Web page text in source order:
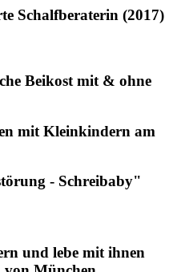
Schalfberaterin (2017)
Beikost mit & ohne
mit Kleinkindern am
- Schreibaby"
und lebe mit ihnen